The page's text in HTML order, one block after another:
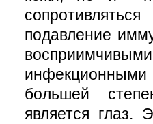
подавление
большей
является